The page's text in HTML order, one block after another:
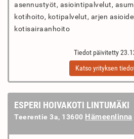
asennustyöt, asiointipalvelut,
kotihoito, kotipalvelut, arjen
kotisairaanhoito
Tiedot päivitetty
Katso yrityksen
ESPERI HOIVAKOTI LINTUMÄKI
Teerentie 3a, 13600 Hämeenlinna